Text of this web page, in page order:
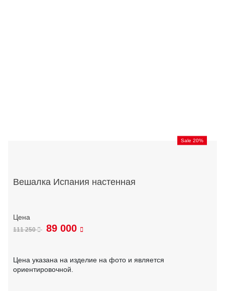
Sale 20%
Вешалка Испания настенная
111 250 89 000
Цена указана на изделие на фото и является
ориентировочной.